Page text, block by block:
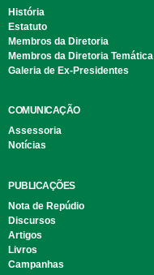
História
Estatuto
Membros da Diretoria
Membros da Diretoria Temática
Galeria de Ex-Presidentes
COMUNICAÇÃO
Assessoria
Notícias
PUBLICAÇÕES
Nota de Repúdio
Discursos
Artigos
Livros
Campanhas